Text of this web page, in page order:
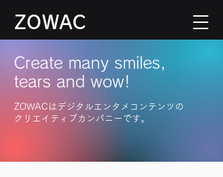
ZOWAC
Create many smiles,
tears and wow!
ZOWACはデジタルエンタメコンテンツの
​クリエイティブカンパニーです。